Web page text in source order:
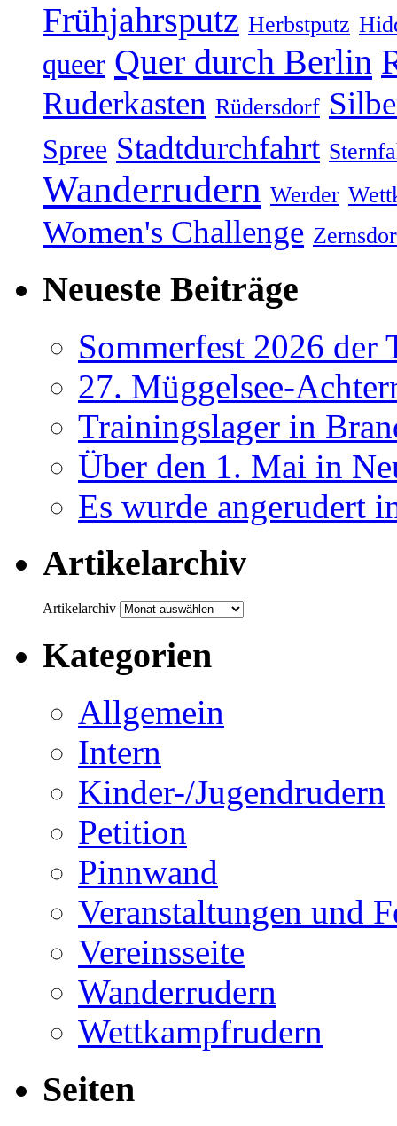
Frühjahrsputz Herbstputz
queer Quer durch Berlin
Ruderkasten Rüdersdorf
Spree Stadtdurchfahrt
Wanderrudern Werder
Women's Challenge
Neueste Beiträge
Sommerfest 2026 der
27. Müggelsee-
Trainingslager in
Über den 1. Mai in
Es wurde angerudert
Artikelarchiv
Artikelarchiv
Kategorien
Allgemein
Intern
Kinder-/Jugendrudern
Petition
Pinnwand
Veranstaltungen und
Vereinsseite
Wanderrudern
Wettkampfrudern
Seiten